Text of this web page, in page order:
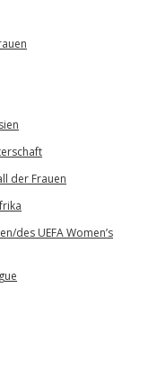
der Frauen
des UEFA Women’s